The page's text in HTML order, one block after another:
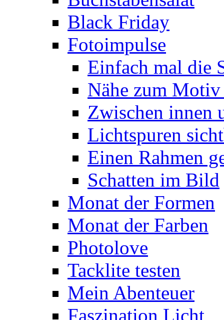
Black Friday
Fotoimpulse
Einfach mal die
Nähe zum Motiv
Zwischen innen
Lichtspuren
Einen Rahmen
Schatten im Bild
Monat der Formen
Monat der Farben
Photolove
Tacklite testen
Mein Abenteuer
Faszination Licht